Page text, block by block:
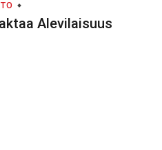
Alevilaisuus